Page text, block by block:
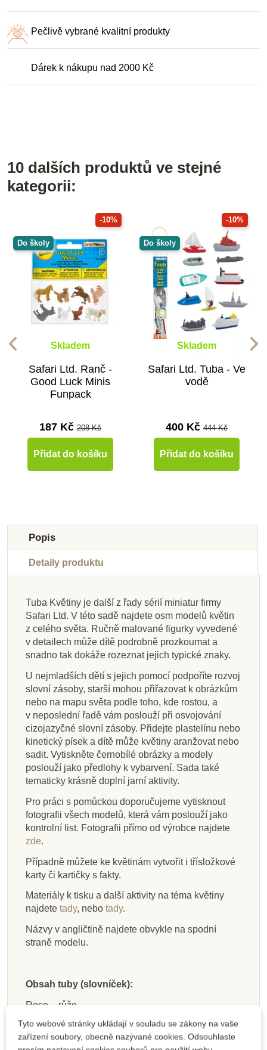
Pečlivě vybrané kvalitní produkty
Dárek k nákupu nad 2000 Kč
10 dalších produktů ve stejné
kategorii:
-10%
Do školy
Skladem
Safari Ltd. Ranč -
Good Luck Minis
Funpack
187 Kč 208 Kč
Přidat do košíku
-10%
Do školy
Skladem
Safari Ltd. Tuba - Ve
vodě
400 Kč 444 Kč
Přidat do košíku
Do školy
Skladem
Safari Ltd. Tuba -
Prehistorický život
400 Kč444 Kč
Přidat do košíku
Doporučené
Skladem
Safari Ltd. Tuba -
Ohrožené druhy -
mořské
400 Kč444 Kč
Přidat do košíku
Do školy
Skladem
Safari Ltd. Tuba - Na
statku
400 Kč444 Kč
Přidat do košíku
Do školy
Na dotaz
Safari Ltd. Tuba -
Jedovaté žáby
400 Kč444 Kč
Zobrazit detail
Do školy
Na dotaz
Safari Ltd. Figurka -
Činčila
400 Kč444 Kč
Zobrazit detail
Do školy
Skladem
Safari Ltd. Tuba -
Tvorové mořských
hlubin
400 Kč444 Kč
Přidat do košíku
Doporučené
Do školy
Skladem
Safari Ltd. Tuba -
Život na poušti
400 Kč444 Kč
Přidat do košíku
Do školy
Skladem
Safari Ltd. Životní
cyklus - Zelená
fazole
313 Kč348 Kč
Přidat do košíku
Popis
Detaily produktu
Tuba Květiny je další z řady sérií miniatur firmy
Safari Ltd. V této sadě najdete osm modelů květin
z celého světa. Ručně malované figurky vyvedené
v detailech může dítě podrobně prozkoumat a
snadno tak dokáže rozeznat jejich typické znaky.
U nejmladších dětí s jejich pomocí podpoříte rozvoj
slovní zásoby, starší mohou přiřazovat k obrázkům
nebo na mapu světa podle toho, kde rostou, a
v neposlední řadě vám poslouží při osvojování
cizojazyčné slovní zásoby. Přidejte plastelínu nebo
kinetický písek a dítě může květiny aranžovat nebo
sadit. Vytiskněte černobílé obrázky a modely
poslouží jako předlohy k vybarvení. Sada také
tematicky krásně doplní jarní aktivity.
Pro práci s pomůckou doporučujeme vytisknout
fotografii všech modelů, která vám poslouží jako
kontrolní list. Fotografii přímo od výrobce najdete
zde.
Případně můžete ke květinám vytvořit i třísložkové
karty či kartičky s fakty.
Materiály k tisku a další aktivity na téma květiny
najdete tady, nebo tady.
Názvy v angličtině najdete obvykle na spodní
straně modelu.
Obsah tuby (slovníček):
Rose – růže
Tulip – tulipán
Hibiscus – ibišek
Tyto webové stránky ukládají v souladu se zákony na vaše
zařízení soubory, obecně nazývané cookies. Odsouhlaste